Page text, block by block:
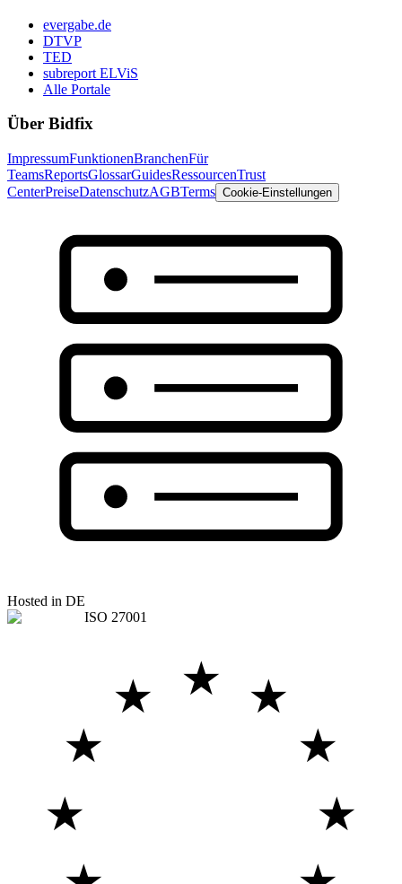
evergabe.de
DTVP
TED
subreport ELViS
Alle Portale
Über Bidfix
ImpressumFunktionenBranchenFür
TeamsReportsGlossarGuidesRessourcenTrust
CenterPreiseDatenschutzAGBTerms Cookie-Einstellungen
Hosted in DE
ISO 27001
★ ★
★
★
★
★
★